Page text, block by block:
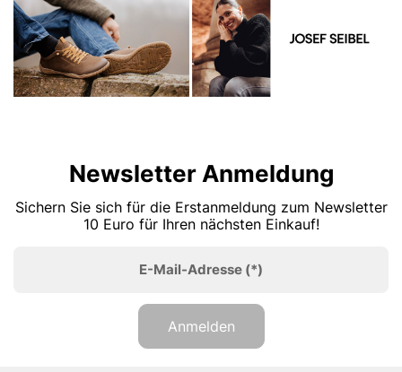
Newsletter Anmeldung
Sichern Sie sich für die Erstanmeldung zum Newsletter
10 Euro für Ihren nächsten Einkauf!
E-Mail-Adresse (*)
Anmelden